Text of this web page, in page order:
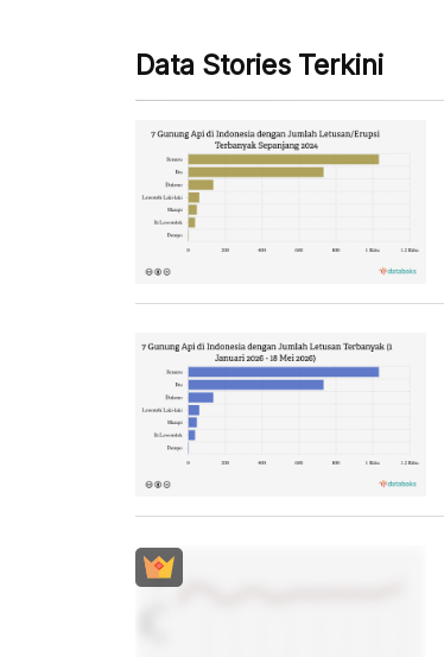
Data Stories Terkini